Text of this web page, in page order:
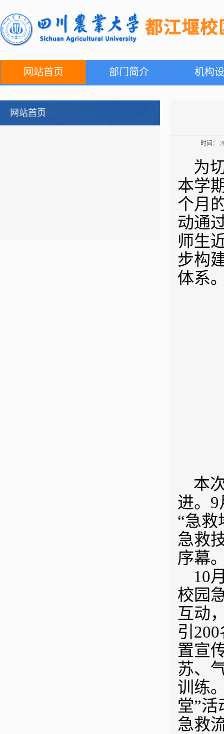
网站首页 部门简介 机构
网站首页
时间：
为
本学
个月
动通
师生
步构
体系
本
进。
“急救
急救
序幕
10
校园
互动
引
置宣
苏、
训练
堂”
急救